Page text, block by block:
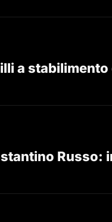
a
Russo: